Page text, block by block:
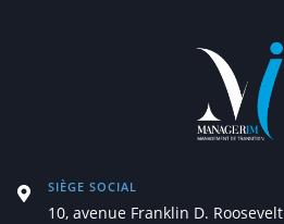
SIÈGE SOCIAL
10, avenue Franklin D. Roosevelt